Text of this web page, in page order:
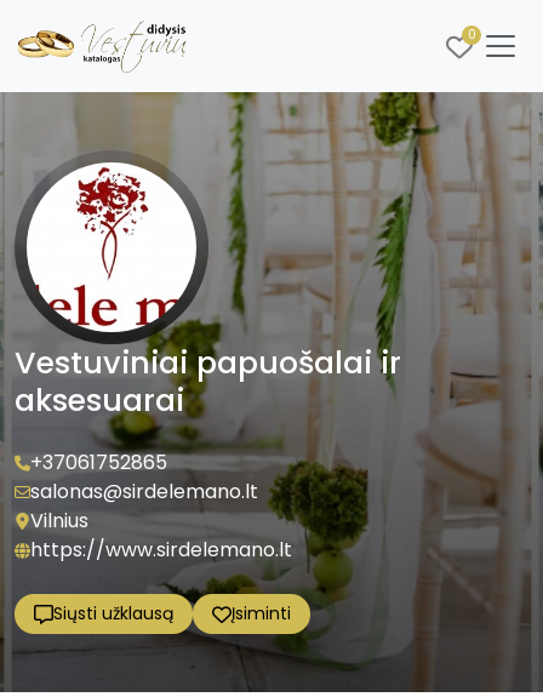
0
Vestuviniai papuošalai ir
aksesuarai
+37061752865
salonas@sirdelemano.lt
Vilnius
https://www.sirdelemano.lt
Siųsti užklausą Įsiminti